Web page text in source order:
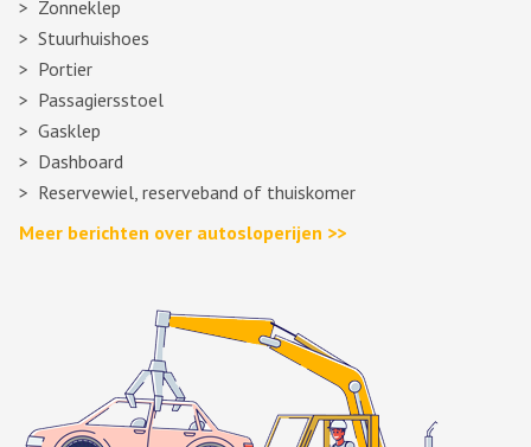
Zonneklep
Stuurhuishoes
Portier
Passagiersstoel
Gasklep
Dashboard
Reservewiel, reserveband of thuiskomer
Meer berichten over autosloperijen >>